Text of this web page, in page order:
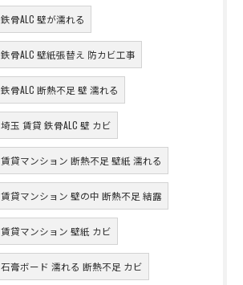
鉄骨ALC 壁が濡れる
鉄骨ALC 壁紙張替え 防カビ工事
鉄骨ALC 断熱不足 壁 濡れる
埼玉 賃貸 鉄骨ALC 壁 カビ
賃貸マンション 断熱不足 壁紙 濡れる
賃貸マンション 壁の中 断熱不足 結露
賃貸マンション 壁紙 カビ
石膏ボード 濡れる 断熱不足 カビ